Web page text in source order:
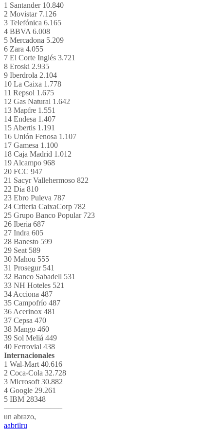
1 Santander 10.840
2 Movistar 7.126
3 Telefónica 6.165
4 BBVA 6.008
5 Mercadona 5.209
6 Zara 4.055
7 El Corte Inglés 3.721
8 Eroski 2.935
9 Iberdrola 2.104
10 La Caixa 1.778
11 Repsol 1.675
12 Gas Natural 1.642
13 Mapfre 1.551
14 Endesa 1.407
15 Abertis 1.191
16 Unión Fenosa 1.107
17 Gamesa 1.100
18 Caja Madrid 1.012
19 Alcampo 968
20 FCC 947
21 Sacyr Vallehermoso 822
22 Dia 810
23 Ebro Puleva 787
24 Criteria CaixaCorp 782
25 Grupo Banco Popular 723
26 Iberia 687
27 Indra 605
28 Banesto 599
29 Seat 589
30 Mahou 555
31 Prosegur 541
32 Banco Sabadell 531
33 NH Hoteles 521
34 Acciona 487
35 Campofrío 487
36 Acerinox 481
37 Cepsa 470
38 Mango 460
39 Sol Meliá 449
40 Ferrovial 438
Internacionales
1 Wal-Mart 40.616
2 Coca-Cola 32.728
3 Microsoft 30.882
4 Google 29.261
5 IBM 28348
———————–
un abrazo,
aabrilru